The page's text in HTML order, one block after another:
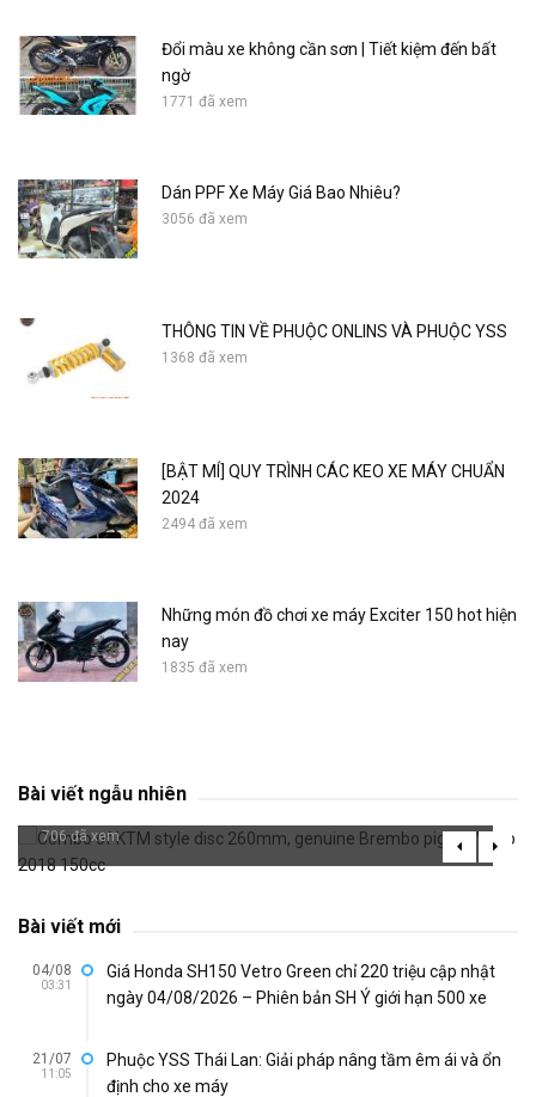
Đổi màu xe không cần sơn | Tiết kiệm đến bất
ngờ
1771 đã xem
Dán PPF Xe Máy Giá Bao Nhiêu?
3056 đã xem
THÔNG TIN VỀ PHUỘC ONLINS VÀ PHUỘC YSS
1368 đã xem
[BẬT MÍ] QUY TRÌNH CÁC KEO XE MÁY CHUẨN
2024
2494 đã xem
Những món đồ chơi xe máy Exciter 150 hot hiện
nay
1835 đã xem
Bài viết ngẫu nhiên
Brembo pig for Vario 2018 150cc
706 đã xem
Bài viết mới
04/08
03:31
Giá Honda SH150 Vetro Green chỉ 220 triệu cập nhật
ngày 04/08/2026 – Phiên bản SH Ý giới hạn 500 xe
21/07
11:05
Phuộc YSS Thái Lan: Giải pháp nâng tầm êm ái và ổn
định cho xe máy